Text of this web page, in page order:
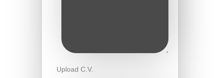
Upload C.V.